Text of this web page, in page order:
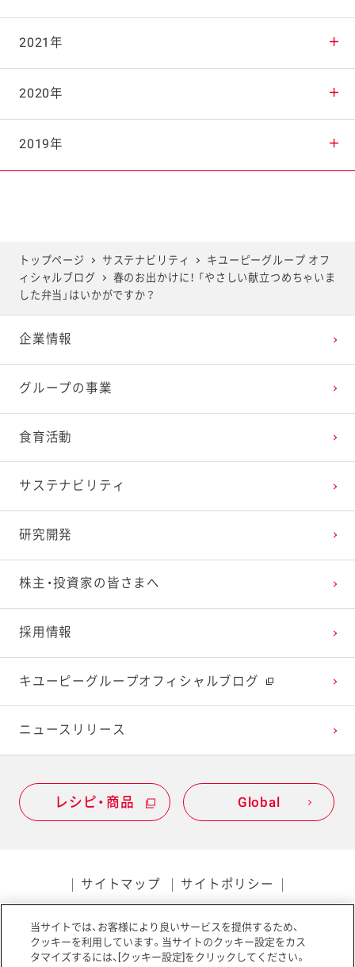
2025年9月
2025年8月
2025年7月
2025年4月
2025年3月
2025年2月
2024年10月
2024年9月
2024年8月
2024年5月
2024年4月
2024年3月
2023年11月
2023年10月
2023年9月
2023年6月
2023年5月
2023年4月
2022年12月
2022年11月
2022年10月
2022年7月
2022年6月
2022年5月
2021年
2021年12月
2021年11月
2021年8月
2021年7月
2021年6月
2020年
2020年12月
2020年9月
2020年8月
2020年7月
2019年
2019年10月
2019年9月
2019年8月
トップページ サステナビリティ
キユーピーグループ オフ
ィシャルブログ
春のお出かけに！ 「やさしい献立つめちゃいま
した弁当」はいかがですか？
企業情報
グループの事業
食育活動
サステナビリティ
研究開発
株主・投資家の皆さまへ
採用情報
キユーピーグループオフィシャルブログ
ニュースリリース
レシピ・商品 Global
サイトマップ サイトポリシー
ソーシャルメディアポリシー アクセシビリティ
当サイトでは、お客様により良いサービスを提供するため、
クッキーを利用しています。当サイトのクッキー設定をカス
タマイズするには、[クッキー設定]をクリックしてください。